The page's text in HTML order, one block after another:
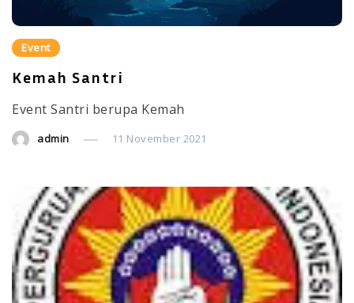
Event
Kemah Santri
Event Santri berupa Kemah
admin 11 November 2021